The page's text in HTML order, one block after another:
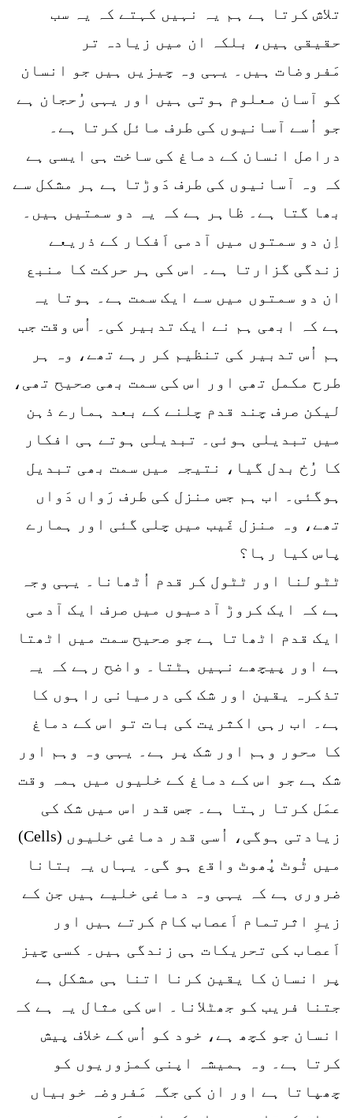
تلاش کرتا ہے ہم یہ نہیں کہتے کہ یہ سب
حقیقی ہیں، بلکہ ان میں زیادہ تر
مَفروضات ہیں۔ یہی وہ چیزیں ہیں جو انسان
کو آسان معلوم ہوتی ہیں اور یہی رُحجان ہے
جو اُسے آسانیوں کی طرف مائل کرتا ہے۔
دراصل انسان کے دماغ کی ساخت ہی ایسی ہے
کہ وہ آسانیوں کی طرف دَوڑتا ہے ہر مشکل سے
بھا گتا ہے۔ ظاہر ہے کہ یہ دو سمتیں ہیں۔
اِن دو سمتوں میں آدمی اَفکار کے ذریعے
زندگی گزارتا ہے۔ اس کی ہر حرکت کا منبع
ان دو سمتوں میں سے ایک سمت ہے۔ ہوتا یہ
ہے کہ ابھی ہم نے ایک تدبیر کی۔ اُس وقت جب
ہم اُس تدبیر کی تنظیم کر رہے تھے، وہ ہر
طرح مکمل تھی اور اس کی سمت بھی صحیح تھی،
لیکن صرف چند قدم چلنے کے بعد ہمارے ذہن
میں تبدیلی ہوئی۔ تبدیلی ہوتے ہی افکار
کا رُخ بدل گیا، نتیجہ میں سمت بھی تبدیل
ہوگئی۔ اب ہم جس منزل کی طرف رَواں دَواں
تھے، وہ منزل غَیب میں چلی گئی اور ہمارے
پاس کیا رہا؟
ٹٹولنا اور ٹٹول کر قدم اُٹھانا۔ یہی وجہ
ہے کہ ایک کروڑ آدمیوں میں صرف ایک آدمی
ایک قدم اٹھاتا ہے جو صحیح سمت میں اٹھتا
ہے اور پیچھے نہیں ہٹتا۔ واضح رہے کہ یہ
تذکرہ یقین اور شک کی درمیانی راہوں کا
ہے۔ اب رہی اکثریت کی بات تو اس کے دماغ
کا محور وہم اور شک پر ہے۔ یہی وہ وہم اور
شک ہے جو اس کے دماغ کے خلیوں میں ہمہ وقت
عمَل کرتا رہتا ہے۔ جس قدر اس میں شک کی
زیادتی ہوگی، اُسی قدر دماغی خلیوں (Cells)
میں ٹُوٹ پُھوٹ واقع ہو گی۔ یہاں یہ بتانا
ضروری ہے کہ یہی وہ دماغی خلیے ہیں جن کے
زیرِ اثرتمام اَعصاب کام کرتے ہیں اور
اَعصاب کی تحریکات ہی زندگی ہیں۔ کسی چیز
پر انسان کا یقین کرنا اتنا ہی مشکل ہے
جتنا فریب کو جھٹلانا۔ اس کی مثال یہ ہے کہ
انسان جو کچھ ہے، خود کو اُس کے خلاف پیش
کرتا ہے۔ وہ ہمیشہ اپنی کمزوریوں کو
چھپاتا ہے اور ان کی جگہ مَفروضہ خوبیاں